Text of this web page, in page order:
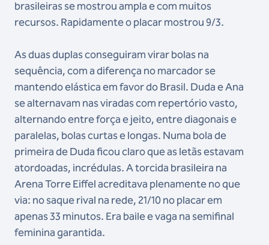
brasileiras se mostrou ampla e com muitos
recursos. Rapidamente o placar mostrou 9/3.
As duas duplas conseguiram virar bolas na
sequência, com a diferença no marcador se
mantendo elástica em favor do Brasil. Duda e Ana
se alternavam nas viradas com repertório vasto,
alternando entre força e jeito, entre diagonais e
paralelas, bolas curtas e longas. Numa bola de
primeira de Duda ficou claro que as letãs estavam
atordoadas, incrédulas. A torcida brasileira na
Arena Torre Eiffel acreditava plenamente no que
via: no saque rival na rede, 21/10 no placar em
apenas 33 minutos. Era baile e vaga na semifinal
feminina garantida.